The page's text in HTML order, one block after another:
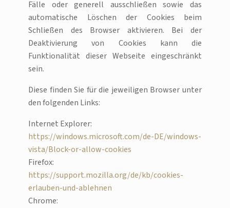
Fälle oder generell ausschließen sowie das
automatische Löschen der Cookies beim
Schließen des Browser aktivieren. Bei der
Deaktivierung von Cookies kann die
Funktionalität dieser Webseite eingeschränkt
sein.
Diese finden Sie für die jeweiligen Browser unter
den folgenden Links:
Internet Explorer:
https://windows.microsoft.com/de-DE/windows-
vista/Block-or-allow-cookies
Firefox:
https://support.mozilla.org/de/kb/cookies-
erlauben-und-ablehnen
Chrome: